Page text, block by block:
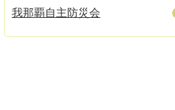
我那覇自主防災会